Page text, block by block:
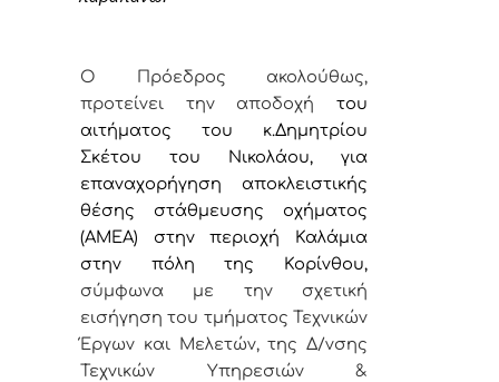
Ο Πρόεδρος ακολούθως,
προτείνει την αποδοχή του
αιτήματος του κ.Δημητρίου
Σκέτου του Νικολάου, για
επαναχορήγηση αποκλειστικής
θέσης στάθμευσης οχήματος
(ΑΜΕΑ) στην περιοχή Καλάμια
στην πόλη της Κορίνθου,
σύμφωνα με την σχετική
εισήγηση του τμήματος Τεχνικών
Έργων και Μελετών, της Δ/νσης
Τεχνικών Υπηρεσιών &